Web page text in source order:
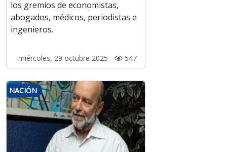
los gremios de economistas,
abogados, médicos, periodistas e
ingenieros.
miércoles, 29 octubre 2025 - 547
NACIÓN